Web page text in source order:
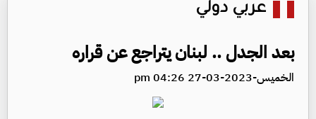
عربي دولي
بعد الجدل .. لبنان يتراجع عن قراره
الخميس-2023-03-27 04:26 pm